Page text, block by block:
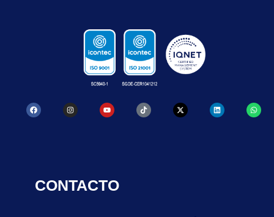
CONTACTO